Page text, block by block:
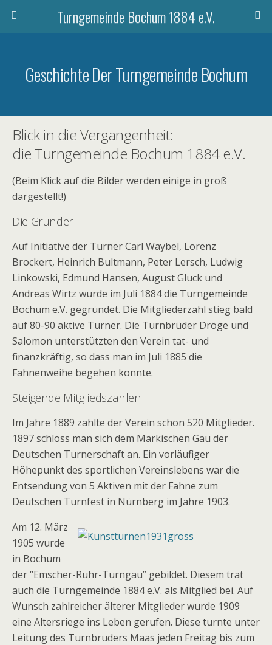
Turngemeinde Bochum 1884 e.V.
Geschichte Der Turngemeinde Bochum
Blick in die Vergangenheit:
die Turngemeinde Bochum 1884 e.V.
(Beim Klick auf die Bilder werden einige in groß
dargestellt!)
Die Gründer
Auf Initiative der Turner Carl Waybel, Lorenz
Brockert, Heinrich Bultmann, Peter Lersch, Ludwig
Linkowski, Edmund Hansen, August Gluck und
Andreas Wirtz wurde im Juli 1884 die Turngemeinde
Bochum e.V. gegründet. Die Mitgliederzahl stieg bald
auf 80-90 aktive Turner. Die Turnbrüder Dröge und
Salomon unterstützten den Verein tat- und
finanzkräftig, so dass man im Juli 1885 die
Fahnenweihe begehen konnte.
Steigende Mitgliedszahlen
Im Jahre 1889 zählte der Verein schon 520 Mitglieder.
1897 schloss man sich dem Märkischen Gau der
Deutschen Turnerschaft an. Ein vorläufiger
Höhepunkt des sportlichen Vereinslebens war die
Entsendung von 5 Aktiven mit der Fahne zum
Deutschen Turnfest in Nürnberg im Jahre 1903.
Am 12. März
1905 wurde
in Bochum
der “Emscher-Ruhr-Turngau” gebildet. Diesem trat
auch die Turngemeinde 1884 e.V. als Mitglied bei. Auf
Wunsch zahlreicher älterer Mitglieder wurde 1909
eine Altersriege ins Leben gerufen. Diese turnte unter
Leitung des Turnbruders Maas jeden Freitag bis zum